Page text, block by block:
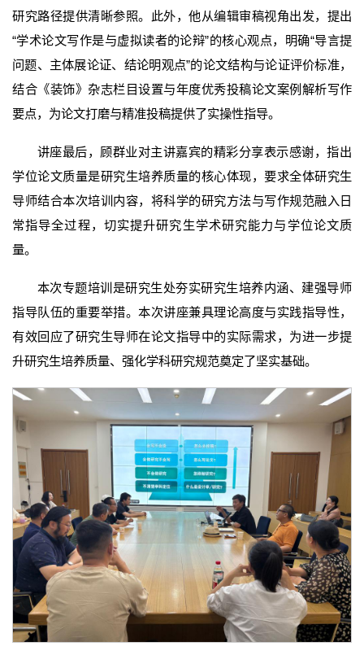
研究路径提供清晰参照。此外，他从编辑审稿视角出发，提出
“学术论文写作是与虚拟读者的论辩”的核心观点，明确“导言提
问题、主体展论证、结论明观点”的论文结构与论证评价标准，
结合《装饰》杂志栏目设置与年度优秀投稿论文案例解析写作
要点，为论文打磨与精准投稿提供了实操性指导。
讲座最后，顾群业对主讲嘉宾的精彩分享表示感谢，指出
学位论文质量是研究生培养质量的核心体现，要求全体研究生
导师结合本次培训内容，将科学的研究方法与写作规范融入日
常指导全过程，切实提升研究生学术研究能力与学位论文质
量。
本次专题培训是研究生处夯实研究生培养内涵、建强导师
指导队伍的重要举措。本次讲座兼具理论高度与实践指导性，
有效回应了研究生导师在论文指导中的实际需求，为进一步提
升研究生培养质量、强化学科研究规范奠定了坚实基础。